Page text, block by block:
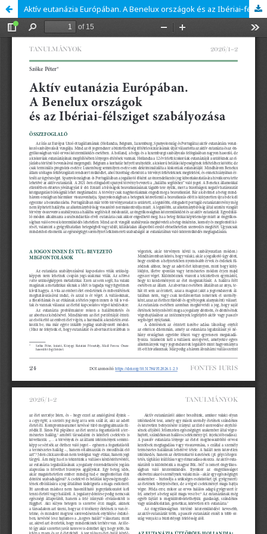
Aktív eutanázia Európában. A Benelux országok és az Ibériai‑félsziget szabályozása